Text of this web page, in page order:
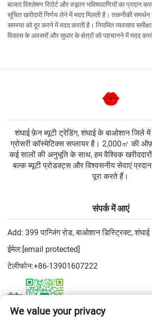
बाजार विश्लेषण रिपोर्ट और रुझान भविष्यवाणियों का प्रदान
सूचित खरीदारी निर्णय लेने में मदद मिलती है। तकनीकी
समस्या को दूर करने में मदद करती है। नियमित व्यवसाय
विकास के अवसरों और सुधार के क्षेत्रों को पहचानने में मदद
शंघाई फ़ेन ब्यूटी ट्रेडिंग, शंघाई के बाओशान जिले
ग्रोसरी कॉस्मेटिक्स सप्लायर है। 2,000㎡ की
कई सालों की अनुभूति के साथ, हम वैश्विक
बल्क ब्यूटी प्रोडक्ट्स और विश्वसनीय सेवाएं
पूरा करते हैं।
संपर्क में आएं
Add: 399 पान्जिंग रोड, बाओशान डिस्ट्रिक्ट, शंघाई
ईमेल:[email protected]
टेलीफोन:+86-13901607222
वीचैट:
We value your privacy